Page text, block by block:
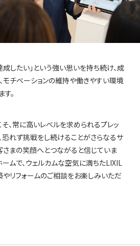
したい」という強い思いを持ち続け、成
モチベーションの維持や働きやすい環境
。
、常に高いレベルを求められるプレッ
恐れず挑戦をし続けることがさらなるサ
さまの笑顔へとつながると信じていま
ームで、ウェルカムな空気に満ちたLIXIL
やリフォームのご相談をお楽しみいただ